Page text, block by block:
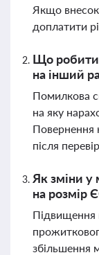
Якщо
доплатити
Що робити
на інший
Помилкова
на яку
Повернення
після
Як зміни у
на розмір
Підвищення
збільшення